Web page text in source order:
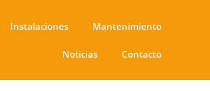
Instalaciones Mantenimiento
Noticias Contacto